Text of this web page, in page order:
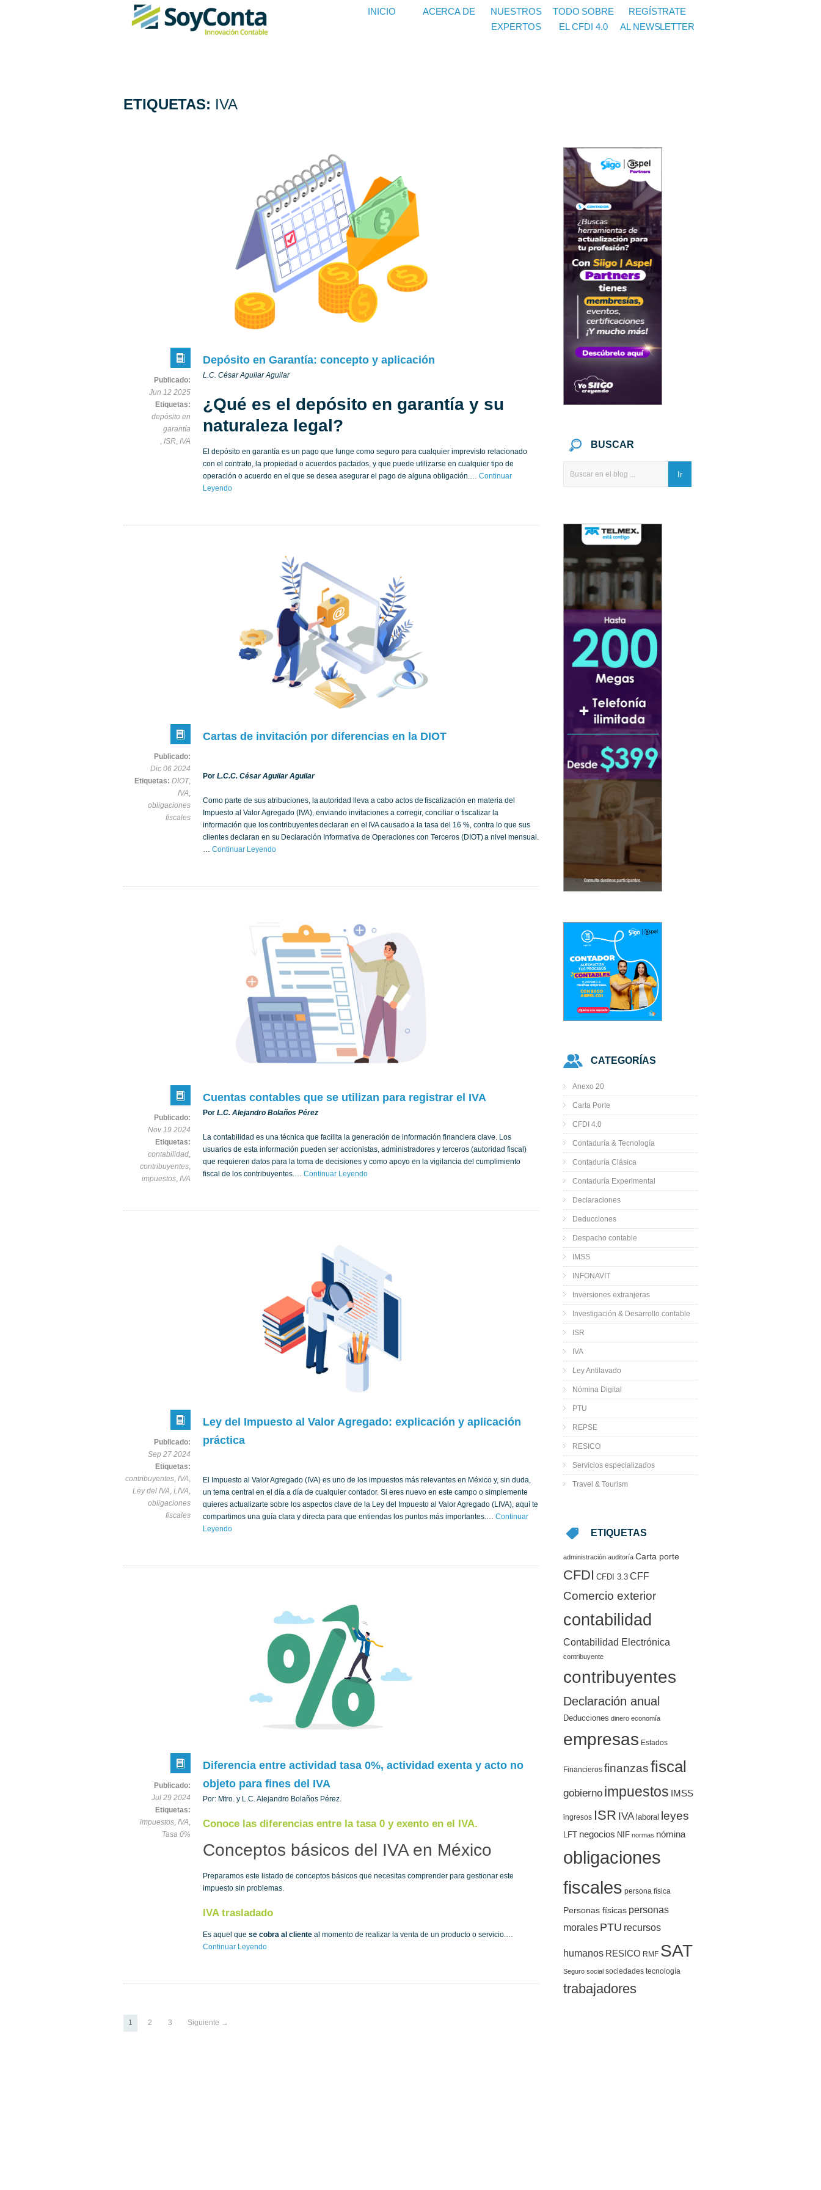
INICIO ACERCA DE
NUESTROS
EXPERTOS
TODO SOBRE
EL CFDI 4.0
REGÍSTRATE
AL NEWSLETTER
ETIQUETAS: IVA
Depósito en Garantía: concepto y aplicación
L.C. César Aguilar Aguilar
¿Qué es el depósito en garantía y su
naturaleza legal?
El depósito en garantía es un pago que funge como seguro para cualquier imprevisto relacionado
con el contrato, la propiedad o acuerdos pactados, y que puede utilizarse en cualquier tipo de
operación o acuerdo en el que se desea asegurar el pago de alguna obligación.… Continuar
Leyendo
Publicado:
Jun 12 2025
Etiquetas:
depósito en
garantía
, ISR, IVA
Cartas de invitación por diferencias en la DIOT
Por L.C.C. César Aguilar Aguilar
Como parte de sus atribuciones, la autoridad lleva a cabo actos de fiscalización en materia del
Impuesto al Valor Agregado (IVA), enviando invitaciones a corregir, conciliar o fiscalizar la
información que los contribuyentes declaran en el IVA causado a la tasa del 16 %, contra lo que sus
clientes declaran en su Declaración Informativa de Operaciones con Terceros (DIOT) a nivel mensual.
… Continuar Leyendo
Publicado:
Dic 06 2024
Etiquetas: DIOT,
IVA,
obligaciones
fiscales
Cuentas contables que se utilizan para registrar el IVA
Por L.C. Alejandro Bolaños Pérez
La contabilidad es una técnica que facilita la generación de información financiera clave. Los
usuarios de esta información pueden ser accionistas, administradores y terceros (autoridad fiscal)
que requieren datos para la toma de decisiones y como apoyo en la vigilancia del cumplimiento
fiscal de los contribuyentes.… Continuar Leyendo
Publicado:
Nov 19 2024
Etiquetas:
contabilidad,
contribuyentes,
impuestos, IVA
Ley del Impuesto al Valor Agregado: explicación y aplicación
práctica
El Impuesto al Valor Agregado (IVA) es uno de los impuestos más relevantes en México y, sin duda,
un tema central en el día a día de cualquier contador. Si eres nuevo en este campo o simplemente
quieres actualizarte sobre los aspectos clave de la Ley del Impuesto al Valor Agregado (LIVA), aquí te
compartimos una guía clara y directa para que entiendas los puntos más importantes.… Continuar
Leyendo
Publicado:
Sep 27 2024
Etiquetas:
contribuyentes, IVA,
Ley del IVA, LIVA,
obligaciones
fiscales
Diferencia entre actividad tasa 0%, actividad exenta y acto no
objeto para fines del IVA
Por: Mtro. y L.C. Alejandro Bolaños Pérez.
Conoce las diferencias entre la tasa 0 y exento en el IVA.
Conceptos básicos del IVA en México
Preparamos este listado de conceptos básicos que necesitas comprender para gestionar este
impuesto sin problemas.
IVA trasladado
Es aquel que se cobra al cliente al momento de realizar la venta de un producto o servicio.…
Continuar Leyendo
Publicado:
Jul 29 2024
Etiquetas:
impuestos, IVA,
Tasa 0%
1 2 3 Siguiente →
BUSCAR
CATEGORÍAS
Anexo 20
Carta Porte
CFDI 4.0
Contaduría & Tecnología
Contaduría Clásica
Contaduría Experimental
Declaraciones
Deducciones
Despacho contable
IMSS
INFONAVIT
Inversiones extranjeras
Investigación & Desarrollo contable
ISR
IVA
Ley Antilavado
Nómina Digital
PTU
REPSE
RESICO
Servicios especializados
Travel & Tourism
ETIQUETAS
administración auditoría Carta porte
CFDI CFDI 3.3 CFF
Comercio exterior
contabilidad
Contabilidad Electrónica
contribuyente
contribuyentes
Declaración anual
Deducciones dinero economía
empresas Estados
Financieros finanzasfiscal
gobierno impuestos IMSS
ingresos ISR IVA laboral leyes
LFT negocios NIF normas nómina
obligaciones
fiscales persona física
Personas físicas personas
morales PTU recursos
humanos RESICO RMF SAT
Seguro social sociedades tecnología
trabajadores